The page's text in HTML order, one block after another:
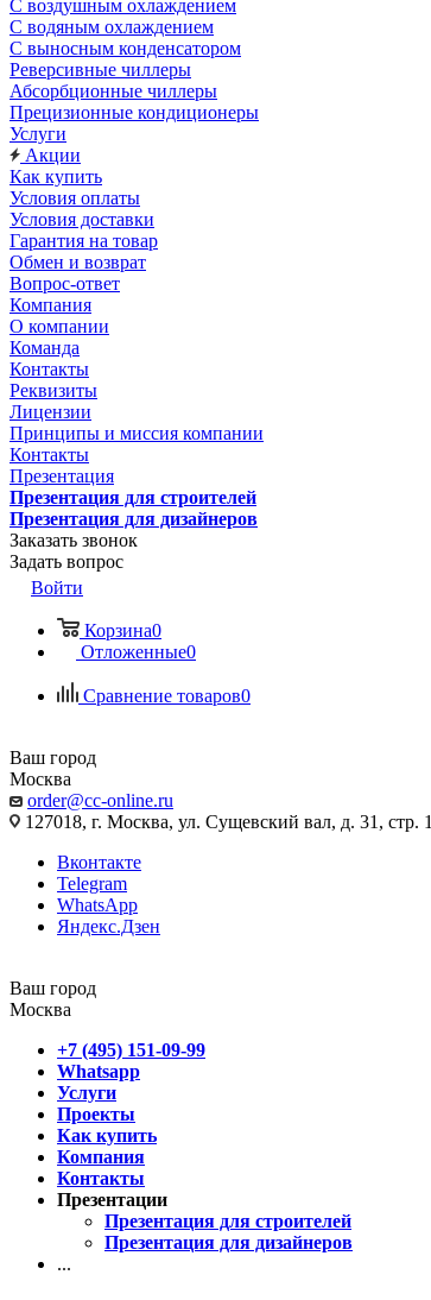
С воздушным охлаждением
С водяным охлаждением
С выносным конденсатором
Реверсивные чиллеры
Абсорбционные чиллеры
Прецизионные кондиционеры
Услуги
Акции
Как купить
Условия оплаты
Условия доставки
Гарантия на товар
Обмен и возврат
Вопрос-ответ
Компания
О компании
Команда
Контакты
Реквизиты
Лицензии
Принципы и миссия компании
Контакты
Презентация
Презентация для строителей
Презентация для дизайнеров
Заказать звонок
Задать вопрос
Войти
Корзина0
Отложенные0
Сравнение товаров0
Ваш город
Москва
order@cc-online.ru
127018, г. Москва, ул. Сущевский вал, д. 31, стр. 1
Вконтакте
Telegram
WhatsApp
Яндекс.Дзен
Ваш город
Москва
+7 (495) 151-09-99
Whatsapp
Услуги
Проекты
Как купить
Компания
Контакты
Презентации
Презентация для строителей
Презентация для дизайнеров
...